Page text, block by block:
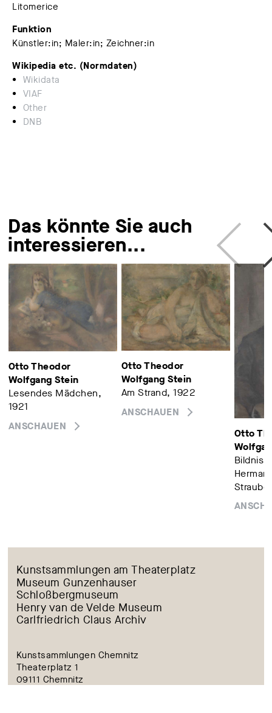
Litomerice
Funktion
Künstler:in; Maler:in; Zeichner:in
Wikipedia etc. (Normdaten)
Wikidata
VIAF
Other
DNB
Das könnte Sie auch
interessieren...
Otto Theodor
Wolfgang Stein
Lesendes Mädchen,
1921
ANSCHAUEN
Otto Theodor
Wolfgang Stein
Am Strand, 1922
ANSCHAUEN
Otto
Bildnis
Kunstsammlungen am Theaterplatz
Museum Gunzenhauser
Schloßbergmuseum
Henry van de Velde Museum
Carlfriedrich Claus Archiv
Kunstsammlungen Chemnitz
Theaterplatz 1
09111 Chemnitz